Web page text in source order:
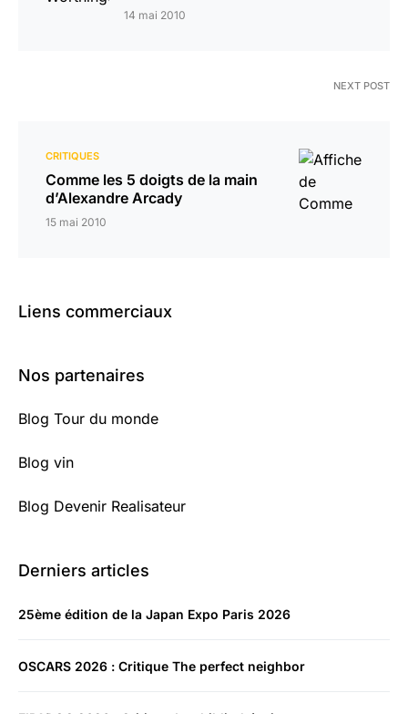
14 mai 2010
NEXT POST
CRITIQUES
Comme les 5 doigts de la main
d’Alexandre Arcady
15 mai 2010
Liens commerciaux
Nos partenaires
Blog Tour du monde
Blog vin
Blog Devenir Realisateur
Derniers articles
25ème édition de la Japan Expo Paris 2026
OSCARS 2026 : Critique The perfect neighbor